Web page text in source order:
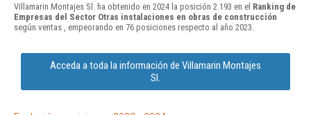
Villamarin Montajes Sl. ha obtenido en 2024 la posición 2.193 en el Ranking de
Empresas del Sector Otras instalaciones en obras de construcción
según ventas , empeorando en 76 posiciones respecto al año 2023.
Acceda a toda la información de Villamarin Montajes
Sl.